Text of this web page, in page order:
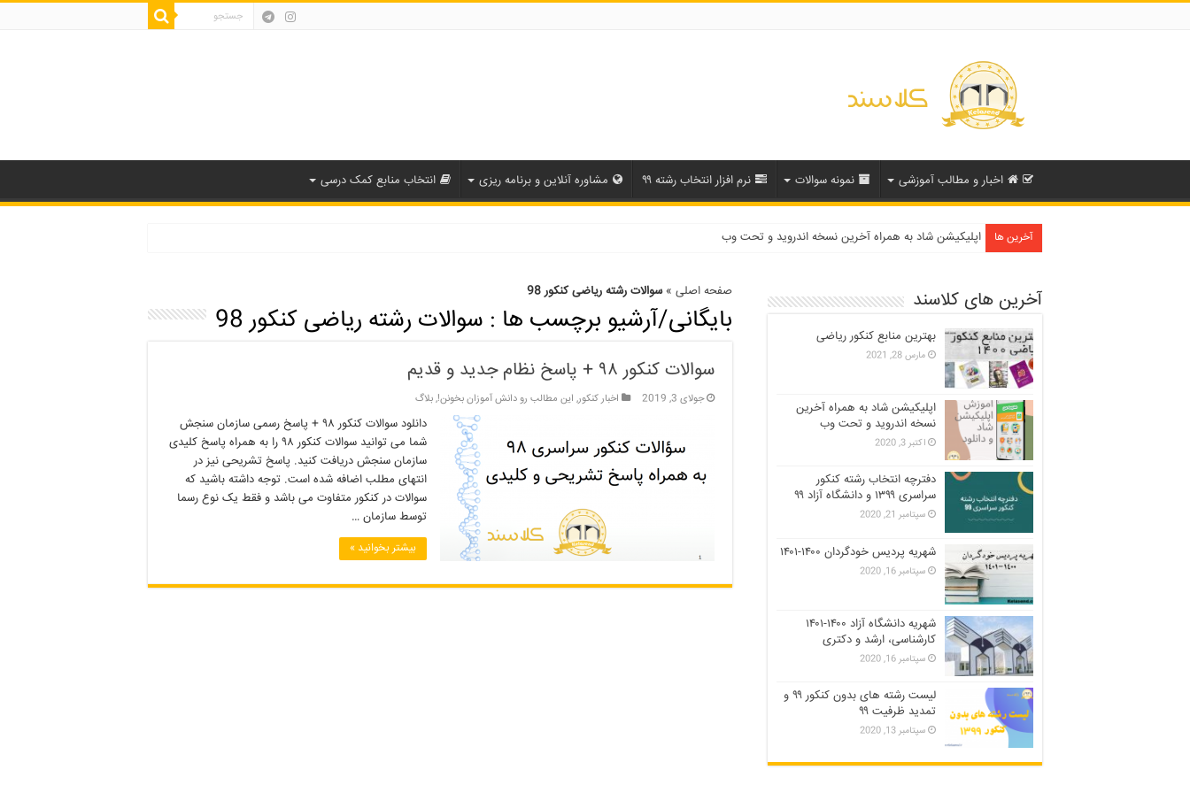
اخبار و مطالب آموزشی نمونه سوالات نرم افزار انتخاب رشته ۹۹ مشاوره آنلاین و برنامه ریزی انتخاب منابع کمک درسی
آخرین ها اپلیکیشن شاد به همراه آخرین نسخه اندروید و تحت وب
دفترچه انتخاب رشته کنکور سراسری ۱۳۹۹ و دانشگاه آزاد ۹۹
صفحه اصلی »سوالات رشته ریاضی کنکور 98
بایگانی/آرشیو برچسب ها : سوالات رشته ریاضی کنکور 98
سوالات کنکور ۹۸ + پاسخ نظام جدید و قدیم
جولای 3, 2019 اخبار کنکور, این مطالب رو دانش آموزان بخونن!,بلاگ
دانلود سوالات کنکور ۹۸ + پاسخ رسمی سازمان سنجش
شما می توانید سوالات کنکور ۹۸ را به همراه پاسخ کلیدی
سازمان سنجش دریافت کنید. پاسخ تشریحی نیز در
انتهای مطلب اضافه شده است. توجه داشته باشید که
سوالات در کنکور متفاوت می باشد و فقط یک نوع رسما
توسط سازمان …
بیشتر بخوانید »
آخرین های کلاسند
بهترین منابع کنکور ریاضی
مارس 28, 2021
اپلیکیشن شاد به همراه آخرین
نسخه اندروید و تحت وب
اکتبر 3, 2020
دفترچه انتخاب رشته کنکور
سراسری ۱۳۹۹ و دانشگاه آزاد ۹۹
سپتامبر 21, 2020
شهریه پردیس خودگردان ۱۴۰۰-۱۴۰۱
سپتامبر 16, 2020
شهریه دانشگاه آزاد ۱۴۰۰-۱۴۰۱
کارشناسی، ارشد و دکتری
سپتامبر 16, 2020
لیست رشته های بدون کنکور ۹۹ و
تمدید ظرفیت ۹۹
سپتامبر 13, 2020